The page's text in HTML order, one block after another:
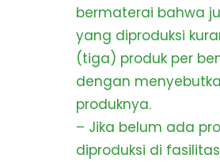
bermaterai bahwa
yang diproduksi
(tiga) produk per
dengan
produknya.
– Jika belum ada
diproduksi di